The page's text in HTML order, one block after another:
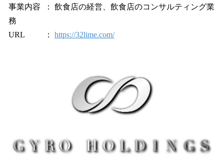
事業内容 ： 飲食店の経営、飲食店のコンサルティング業
務
URL ： https://32lime.com/